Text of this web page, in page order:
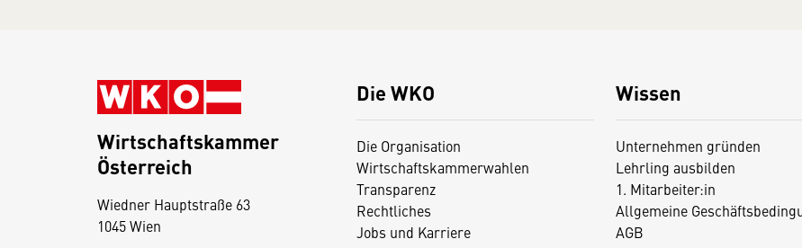
Die WKO
Die Organisation
Wirtschaftskammerwahlen
Transparenz
Rechtliches
Jobs und Karriere
Wissen
Unternehmen gründen
Lehrling ausbilden
1. Mitarbeiter:in
Allgemeine
AGB
Wirtschaftskammer
Österreich
Wiedner Hauptstraße 63
1045 Wien